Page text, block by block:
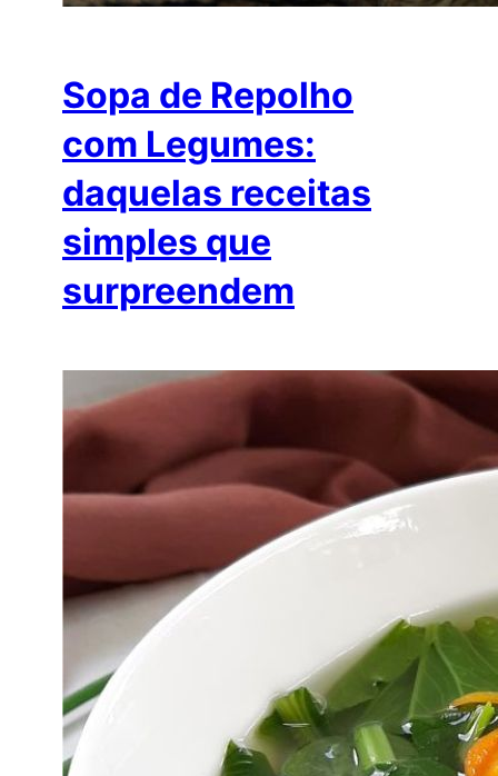
Sopa de Repolho
com Legumes:
daquelas receitas
simples que
surpreendem